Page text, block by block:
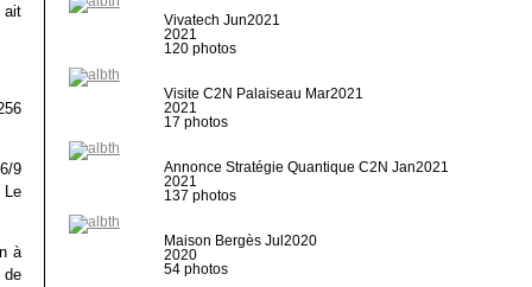
ait
9
Le
à
de
Vivatech Jun2021
2021
120 photos
Visite C2N Palaiseau Mar2021
2021
17 photos
Annonce Stratégie Quantique C2N Jan2021
2021
137 photos
Maison Bergès Jul2020
2020
54 photos